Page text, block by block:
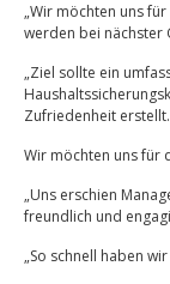
„Wir möchten uns
werden bei nächster
„Ziel sollte ein
Zufriedenheit erstellt.
Wir möchten uns für
„Uns erschien
freundlich und
„So schnell haben